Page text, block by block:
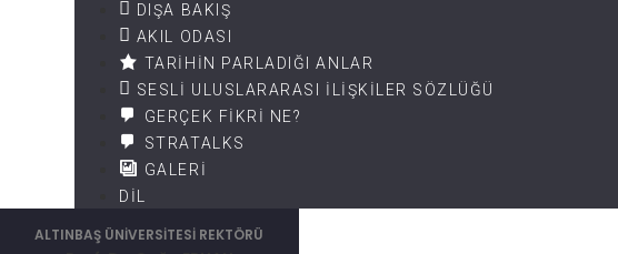
DIŞA BAKIŞ
AKIL ODASI
TARIHIN PARLADIĞI ANLAR
SESLI ULUSLARARASI İLIŞKILER SÖZLÜĞÜ
GERÇEK FIKRI NE?
STRATALKS
GALERI
DIL
ALTINBAŞ ÜNİVERSİTESİ REKTÖRÜ